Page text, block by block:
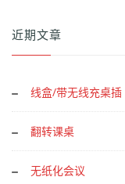
近期文章
线盒/带无线充桌插
翻转课桌
无纸化会议